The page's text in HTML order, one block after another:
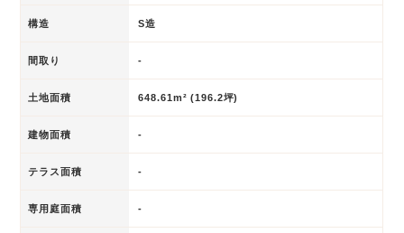
構造 S造
間取り -
土地面積 648.61m² (196.2坪)
建物面積 -
テラス面積 -
専用庭面積 -